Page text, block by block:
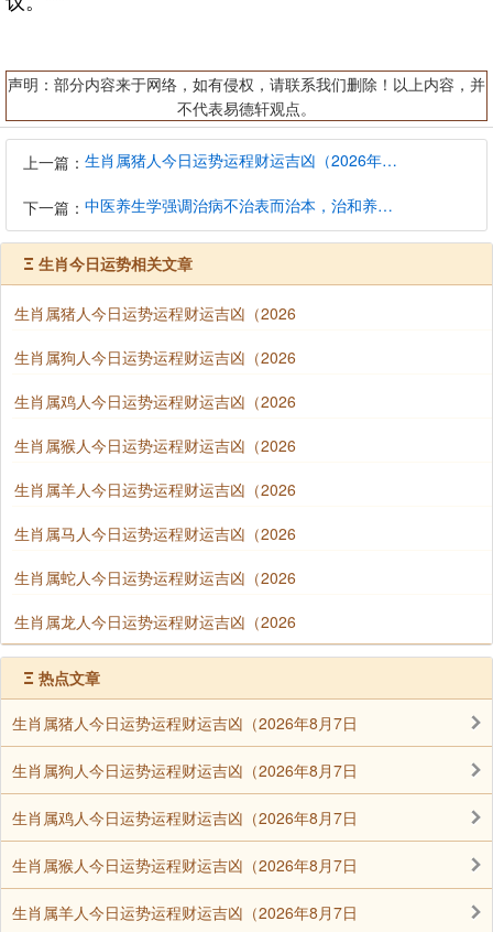
声明：部分内容来于网络，如有侵权，请联系我们删除！以上内容，并
不代表易德轩观点。
上一篇： 生肖属猪人今日运势运程财运吉凶（2026年8月7日）详解查询
下一篇： 中医养生学强调治病不治表而治本，治和养兼顾是有必要的
Ξ 生肖今日运势相关文章
生肖属猪人今日运势运程财运吉凶（2026
生肖属狗人今日运势运程财运吉凶（2026
生肖属鸡人今日运势运程财运吉凶（2026
生肖属猴人今日运势运程财运吉凶（2026
生肖属羊人今日运势运程财运吉凶（2026
生肖属马人今日运势运程财运吉凶（2026
生肖属蛇人今日运势运程财运吉凶（2026
生肖属龙人今日运势运程财运吉凶（2026
Ξ 热点文章
生肖属猪人今日运势运程财运吉凶（2026年8月7日
生肖属狗人今日运势运程财运吉凶（2026年8月7日
生肖属鸡人今日运势运程财运吉凶（2026年8月7日
生肖属猴人今日运势运程财运吉凶（2026年8月7日
生肖属羊人今日运势运程财运吉凶（2026年8月7日